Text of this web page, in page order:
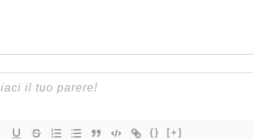
{} [+]